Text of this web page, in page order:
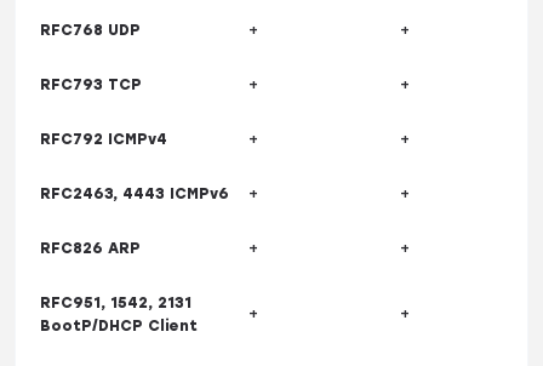
RFC768 UDP + +
RFC793 TCP + +
RFC792 ICMPv4 + +
RFC2463, 4443 ICMPv6 + +
RFC826 ARP + +
RFC951, 1542, 2131
BootP/DHCP Client
+ +